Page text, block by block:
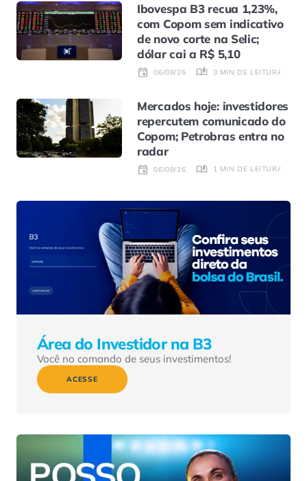
Ibovespa B3 recua 1,23%,
com Copom sem indicativo
de novo corte na Selic;
dólar cai a R$ 5,10
06/08/26 3 MIN DE LEITURA
Mercados hoje: investidores
repercutem comunicado do
Copom; Petrobras entra no
radar
06/08/26 1 MIN DE LEITURA
Área do Investidor na B3
Você no comando de seus investimentos!
ACESSE